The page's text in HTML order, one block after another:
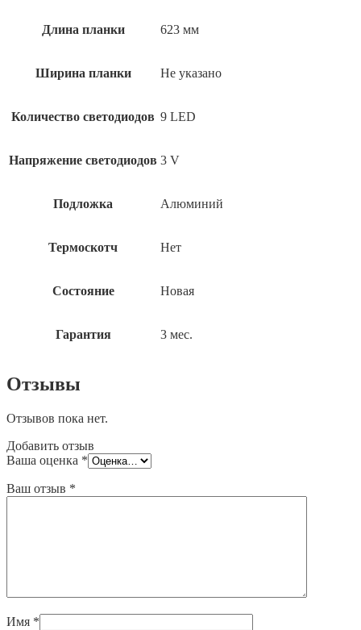
Длина планки 623 мм
Ширина планки Не указано
Количество светодиодов 9 LED
Напряжение светодиодов 3 V
Подложка Алюминий
Термоскотч Нет
Состояние Новая
Гарантия 3 мес.
Отзывы
Отзывов пока нет.
Добавить отзыв
Ваша оценка *
Ваш отзыв *
Имя *